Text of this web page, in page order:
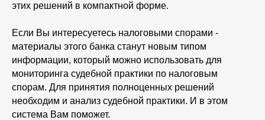
этих решений в компактной форме.
Если Вы интересуетесь налоговыми спорами -
материалы этого банка станут новым типом
информации, который можно использовать для
мониторинга судебной практики по налоговым
спорам. Для принятия полноценных решений
необходим и анализ судебной практики. И в этом
система Вам поможет.
+7 812 320-44-22
Заказать звонок
Скачать прайс-лист